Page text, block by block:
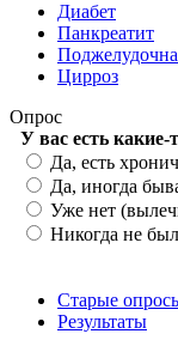
Диабет
Панкреатит
Цирроз
Опрос
У вас есть
Варианты
Да, есть
Да, иногда
Уже нет
Никогда не
Старые
Результаты